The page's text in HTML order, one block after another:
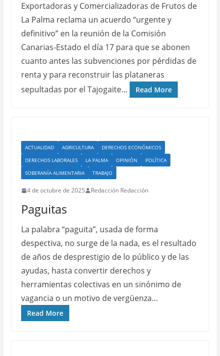
Exportadoras y Comercializadoras de Frutos de
La Palma reclama un acuerdo “urgente y
definitivo” en la reunión de la Comisión
Canarias-Estado el día 17 para que se abonen
cuanto antes las subvenciones por pérdidas de
renta y para reconstruir las plataneras
sepultadas por el Tajogaite…
Read More
ACTUALIDAD AGRICULTURA
DERECHOS ECONÓMICOS
DERECHOS LABORALES
LA PALMA OPINIÓN
POLÍTICA
SOBERANÍA ALIMENTARIA
TRABAJO
4 de octubre de 2025 Redacción Redacción
Paguitas
La palabra “paguita”, usada de forma
despectiva, no surge de la nada, es el resultado
de años de desprestigio de lo público y de las
ayudas, hasta convertir derechos y
herramientas colectivas en un sinónimo de
vagancia o un motivo de vergüenza…
Read More